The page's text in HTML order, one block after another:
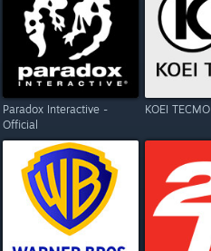
Paradox Interactive -
Official
KOEI TECMO